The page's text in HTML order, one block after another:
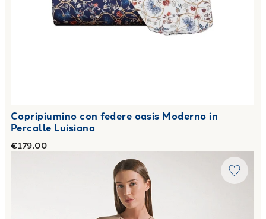
Copripiumino con federe oasis Moderno in
Percalle Luisiana
€179.00
Pigiama coccole in Cotone